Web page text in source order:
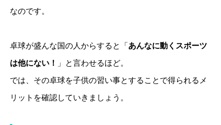
なのです。
卓球が盛んな国の人からすると「あんなに動くスポーツ
は他にない！ 」と言わせるほど。
では、その卓球を子供の習い事とすることで得られるメ
リットを確認していきましょう。